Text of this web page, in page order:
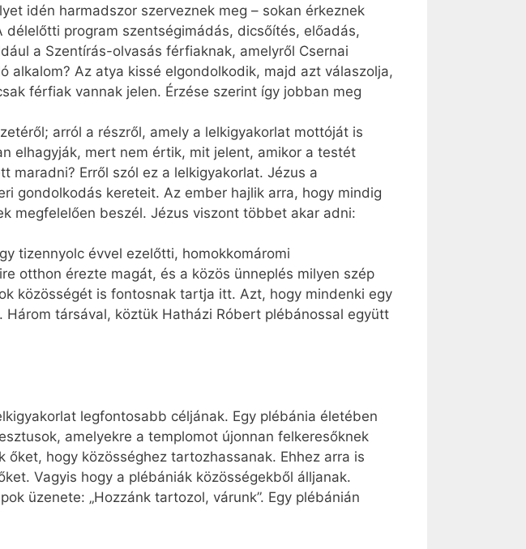
idén harmadszor szerveznek meg – sokan érkeznek
program szentségimádás, dicsőítés, előadás,
a Szentírás-olvasás férfiaknak, amelyről Csernai
alkalom? Az atya kissé elgondolkodik, majd azt válaszolja,
férfiak vannak jelen. Érzése szerint így jobban meg
arról a részről, amely a lelkigyakorlat mottóját is
elhagyják, mert nem értik, mit jelent, amikor a testét
maradni? Erről szól ez a lelkigyakorlat. Jézus a
gondolkodás kereteit. Az ember hajlik arra, hogy mindig
megfelelően beszél. Jézus viszont többet akar adni:
tizennyolc évvel ezelőtti, homokkomáromi
otthon érezte magát, és a közös ünneplés milyen szép
közösségét is fontosnak tartja itt. Azt, hogy mindenki egy
társával, köztük Hatházi Róbert plébánossal együtt
legfontosabb céljának. Egy plébánia életében
amelyekre a templomot újonnan felkeresőknek
hogy közösséghez tartozhassanak. Ehhez arra is
Vagyis hogy a plébániák közösségekből álljanak.
üzenete: „Hozzánk tartozol, várunk”. Egy plébánián